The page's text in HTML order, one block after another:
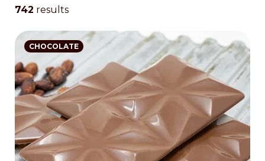
742 results
CHOCOLATE